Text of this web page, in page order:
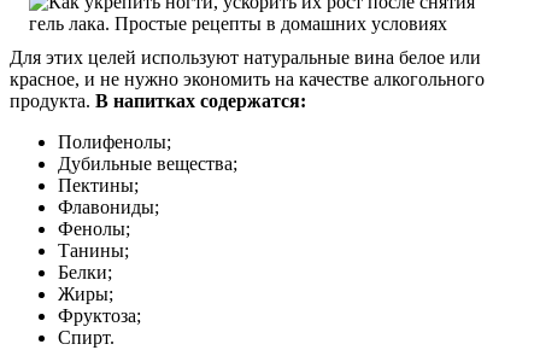
Для этих целей используют натуральные вина белое или
красное, и не нужно экономить на качестве алкогольного
продукта. В напитках содержатся:
Полифенолы;
Дубильные вещества;
Пектины;
Флавониды;
Фенолы;
Танины;
Белки;
Жиры;
Фруктоза;
Спирт.